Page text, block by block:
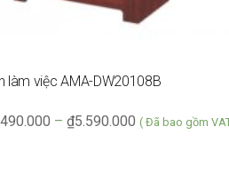
làm việc AMA-DW20108B
– 5.590.000
₫ ( Đã bao gồm